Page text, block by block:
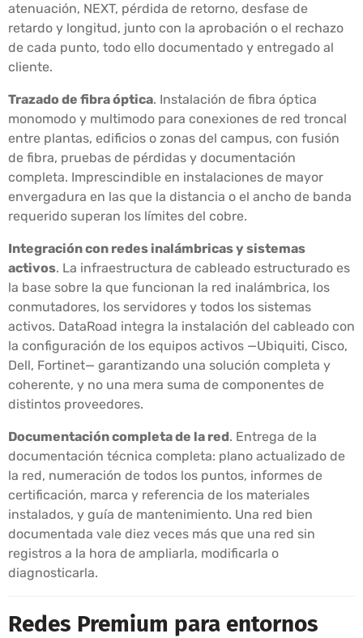
atenuación, NEXT, pérdida de retorno, desfase de
retardo y longitud, junto con la aprobación o el rechazo
de cada punto, todo ello documentado y entregado al
cliente.
Trazado de fibra óptica. Instalación de fibra óptica
monomodo y multimodo para conexiones de red troncal
entre plantas, edificios o zonas del campus, con fusión
de fibra, pruebas de pérdidas y documentación
completa. Imprescindible en instalaciones de mayor
envergadura en las que la distancia o el ancho de banda
requerido superan los límites del cobre.
Integración con redes inalámbricas y sistemas
activos. La infraestructura de cableado estructurado es
la base sobre la que funcionan la red inalámbrica, los
conmutadores, los servidores y todos los sistemas
activos. DataRoad integra la instalación del cableado con
la configuración de los equipos activos —Ubiquiti, Cisco,
Dell, Fortinet— garantizando una solución completa y
coherente, y no una mera suma de componentes de
distintos proveedores.
Documentación completa de la red. Entrega de la
documentación técnica completa: plano actualizado de
la red, numeración de todos los puntos, informes de
certificación, marca y referencia de los materiales
instalados, y guía de mantenimiento. Una red bien
documentada vale diez veces más que una red sin
registros a la hora de ampliarla, modificarla o
diagnosticarla.
Redes Premium para entornos